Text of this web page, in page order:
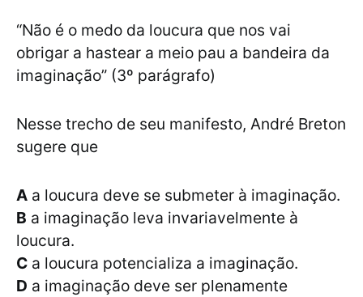
“Não é o medo da loucura que nos vai
obrigar a hastear a meio pau a bandeira da
imaginação” (3º parágrafo)
Nesse trecho de seu manifesto, André Breton
sugere que
A a loucura deve se submeter à imaginação.
B a imaginação leva invariavelmente à
loucura.
C a loucura potencializa a imaginação.
D a imaginação deve ser plenamente